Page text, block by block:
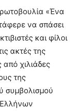
«Ένα
να σπάσει
και φίλοι
ακτές της
χιλιάδες
της
συμβολισμού